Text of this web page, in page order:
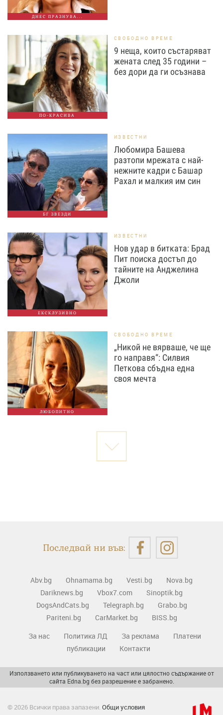
ДНЕС ПРАЗНУВА...
ПО-КРАСИВА
СВОБОДНО ВРЕМЕ
9 неща, които състаряват
жената след 35 години –
без дори да ги осъзнава
БГ ЗВЕЗДИ
ИЗВЕСТНИ
Любомира Башева
разтопи мрежата с най-
нежните кадри с Башар
Рахал и малкия им син
ЕКСКЛУЗИВНО
ИЗВЕСТНИ
Нов удар в битката: Брад
Пит поиска достъп до
тайните на Анджелина
Джоли
ЛЮБОПИТНО
СВОБОДНО ВРЕМЕ
„Никой не вярваше, че ще
го направя“: Силвия
Петкова сбъдна една
своя мечта
Последвай ни във:
Abv.bg Ohnamama.bg Vesti.bg
Nova.bg
Dariknews.bg
Vbox7.com
Sinoptik.bg
DogsAndCats.bg
Telegraph.bg
Grabo.bg
Pariteni.bg
CarMarket.bg
BISS.bg
За нас
Политика ЛД За реклама
Платени
публикации
Контакти
Използването или публикуването на част или цялостно съдържание от
сайта Edna.bg без разрешение е забранено.
© 2026 Всички права запазени. Общи условия